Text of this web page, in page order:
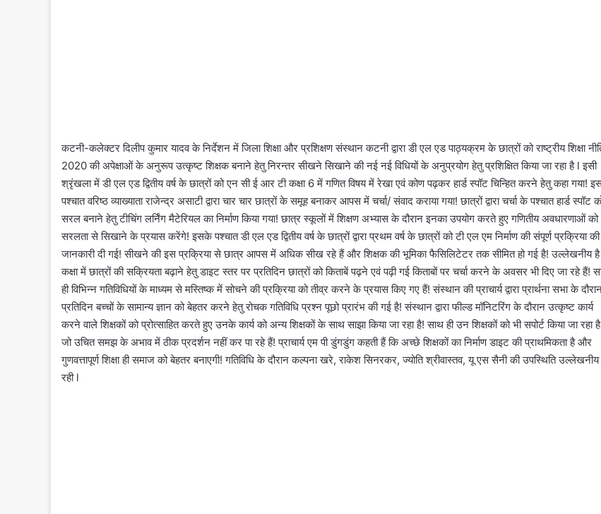
कटनी-कलेक्टर दिलीप कुमार यादव के निर्देशन में जिला शिक्षा और प्रशिक्षण संस्थान कटनी द्वारा डी एल एड पाठ्यक्रम के छात्रों को राष्ट्रीय शिक्षा
2020 की अपेक्षाओं के अनुरूप उत्कृष्ट शिक्षक बनाने हेतु निरन्तर सीखने सिखाने की नई नई विधियों के अनुप्रयोग हेतु प्रशिक्षित किया जा रहा है l इसी
श्रृंखला में डी एल एड द्वितीय वर्ष के छात्रों को एन सी ई आर टी कक्षा 6 में गणित विषय में रेखा एवं कोण पढ़कर हार्ड स्पॉट चिन्हित करने हेतु कहा गया!
पश्चात वरिष्ठ व्याख्याता राजेन्द्र असाटी द्वारा चार चार छात्रों के समूह बनाकर आपस में चर्चा/ संवाद कराया गया! छात्रों द्वारा चर्चा के पश्चात हार्ड स्पॉट
सरल बनाने हेतु टीचिंग लर्निंग मैटेरियल का निर्माण किया गया! छात्र स्कूलों में शिक्षण अभ्यास के दौरान इनका उपयोग करते हुए गणितीय अवधारणाओं को
सरलता से सिखाने के प्रयास करेंगे! इसके पश्चात डी एल एड द्वितीय वर्ष के छात्रों द्वारा प्रथम वर्ष के छात्रों को टी एल एम निर्माण की संपूर्ण प्रक्रिया की
जानकारी दी गई! सीखने की इस प्रक्रिया से छात्र आपस में अधिक सीख रहे हैं और शिक्षक की भूमिका फैसिलिटेटर तक सीमित हो गई है! उल्लेखनीय
कक्षा में छात्रों की सक्रियता बढ़ाने हेतु डाइट स्तर पर प्रतिदिन छात्रों को किताबें पढ़ने एवं पढ़ी गई किताबों पर चर्चा करने के अवसर भी दिए जा रहे हैं!
ही विभिन्न गतिविधियों के माध्यम से मस्तिष्क में सोचने की प्रक्रिया को तीव्र करने के प्रयास किए गए हैं! संस्थान की प्राचार्य द्वारा प्रार्थना सभा के
प्रतिदिन बच्चों के सामान्य ज्ञान को बेहतर करने हेतु रोचक गतिविधि प्रश्न पूछो प्रारंभ की गई है! संस्थान द्वारा फील्ड मॉनिटरिंग के दौरान उत्कृष्ट कार्य
करने वाले शिक्षकों को प्रोत्साहित करते हुए उनके कार्य को अन्य शिक्षकों के साथ साझा किया जा रहा है! साथ ही उन शिक्षकों को भी सपोर्ट किया जा रहा है
जो उचित समझ के अभाव में ठीक प्रदर्शन नहीं कर पा रहे हैं! प्राचार्य एम पी डुंगडुंग कहती हैं कि अच्छे शिक्षकों का निर्माण डाइट की प्राथमिकता है और
गुणवत्तापूर्ण शिक्षा ही समाज को बेहतर बनाएगी! गतिविधि के दौरान कल्पना खरे, राकेश सिनरकर, ज्योति श्रीवास्तव, यू एस सैनी की उपस्थिति उल्लेखनीय
रही l